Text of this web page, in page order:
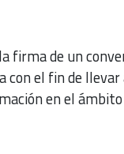
firma de un
con el fin de
en el